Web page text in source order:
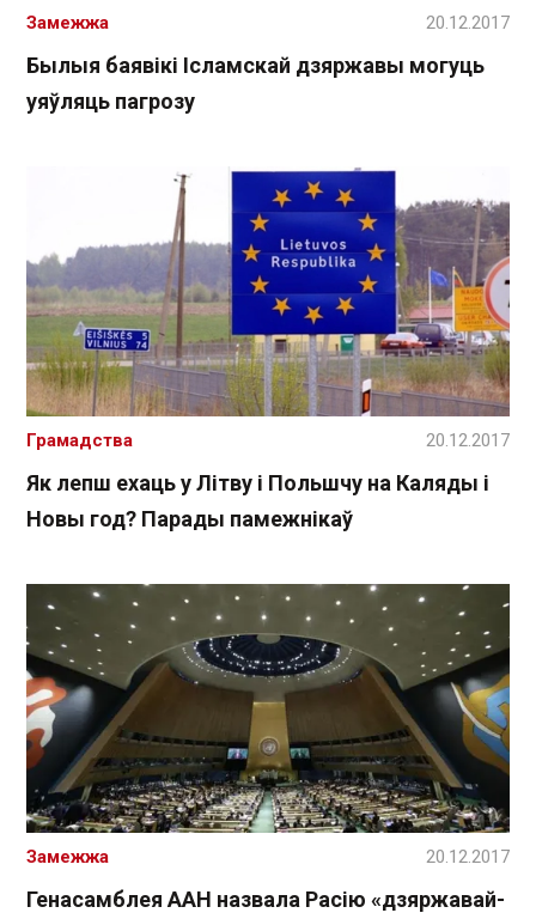
Былыя баявікі Ісламскай дзяржавы могуць
уяўляць пагрозу
Замежжа 20.12.2017
Як лепш ехаць у Літву і Польшчу на Каляды і
Новы год? Парады памежнікаў
Грамадства 20.12.2017
Генасамблея ААН назвала Расію «дзяржавай-
Замежжа 20.12.2017